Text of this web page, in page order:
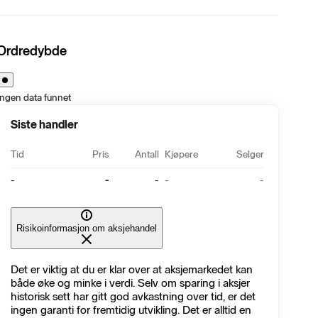
data funnet
Siste handler
Tid Pris Antall Kjøpere Selger
- - - - -
Risikoinformasjon om aksjehandel
Det er viktig at du er klar over at aksjemarkedet kan
både øke og minke i verdi. Selv om sparing i aksjer
historisk sett har gitt god avkastning over tid, er det
ingen garanti for fremtidig utvikling. Det er alltid en